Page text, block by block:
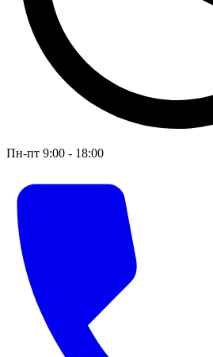
Пн-пт 9:00 - 18:00